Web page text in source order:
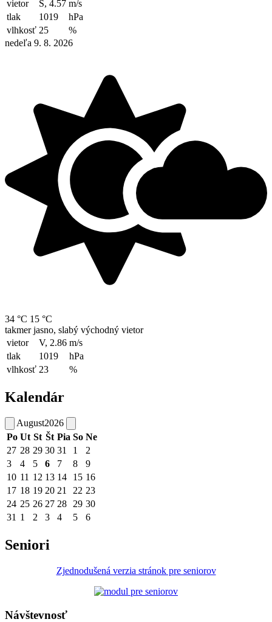
vietor S, 4.57 m/s
tlak
1019
hPa
vlhkosť 25
%
nedeľa 9. 8. 2026
34 °C 15 °C
takmer jasno, slabý východný vietor
vietor
V, 2.86 m/s
tlak
1019
hPa
vlhkosť 23 %
Kalendár
August2026
Po Ut St Št Pia So Ne
27 28 29 30 31 1
2
3
4 5 6 7 8
9
10 11 12 13 14 15 16
17 18 19 20 21 22 23
24 25 26 27 28 29 30
31 1 2 3 4 5 6
Seniori
Zjednodušená verzia stránok pre seniorov
Návštevnosť